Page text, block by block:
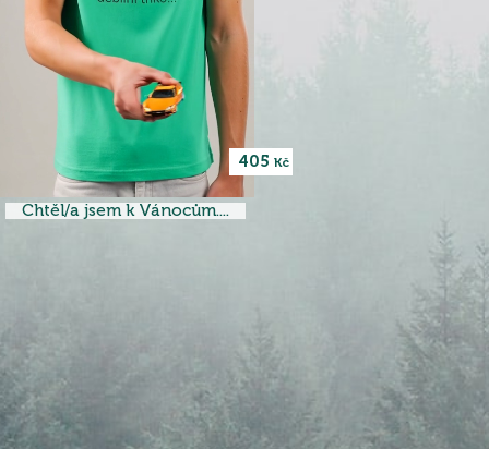
405 Kč
Chtěl/a jsem k Vánocům....